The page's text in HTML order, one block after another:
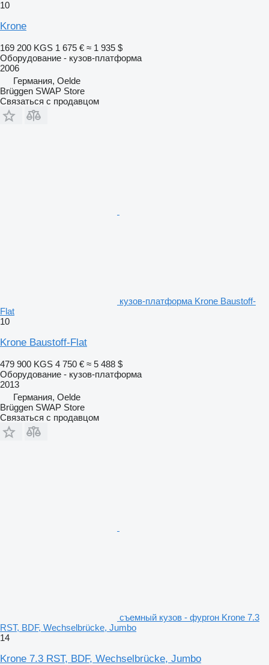
10
Krone
169 200 KGS 1 675 € ≈ 1 935 $
Оборудование - кузов-платформа
2006
Германия, Oelde
Brüggen SWAP Store
Связаться с продавцом
кузов-платформа Krone Baustoff-
Flat
10
Krone Baustoff-Flat
479 900 KGS 4 750 € ≈ 5 488 $
Оборудование - кузов-платформа
2013
Германия, Oelde
Brüggen SWAP Store
Связаться с продавцом
съемный кузов - фургон Krone 7.3
RST, BDF, Wechselbrücke, Jumbo
14
Krone 7.3 RST, BDF, Wechselbrücke, Jumbo